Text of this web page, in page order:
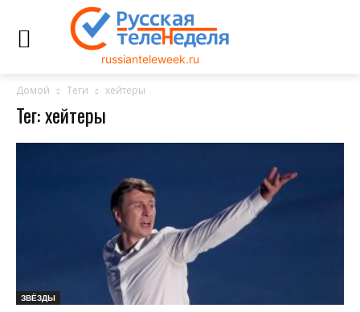
russianteleweek.ru
Домой Теги хейтеры
Тег: хейтеры
ЗВЁЗДЫ